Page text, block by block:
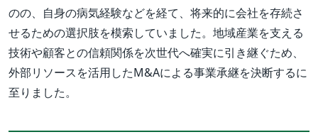
のの、自身の病気経験などを経て、将来的に会社を存続さ
せるための選択肢を模索していました。地域産業を支える
技術や顧客との信頼関係を次世代へ確実に引き継ぐため、
外部リソースを活用したM&Aによる事業承継を決断するに
至りました。